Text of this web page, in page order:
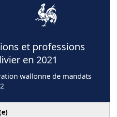
et professions
en 2021
wallonne de mandats